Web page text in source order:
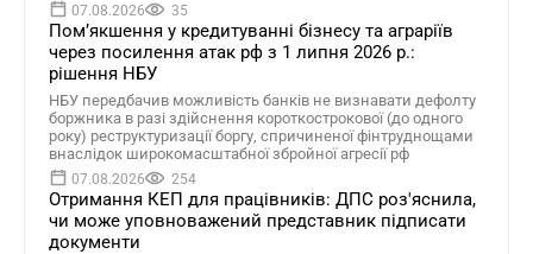
07.08.2026 35
Помʼякшення у кредитуванні бізнесу та аграріїв
через посилення атак рф з 1 липня 2026 р.:
рішення НБУ
НБУ передбачив можливість банків не визнавати дефолту
боржника в разі здійснення короткострокової (до одного
року) реструктуризації боргу, спричиненої фінтруднощами
внаслідок широкомасштабної збройної агресії рф
07.08.2026 254
Отримання КЕП для працівників: ДПС роз'яснила,
чи може уповноважений представник підписати
документи